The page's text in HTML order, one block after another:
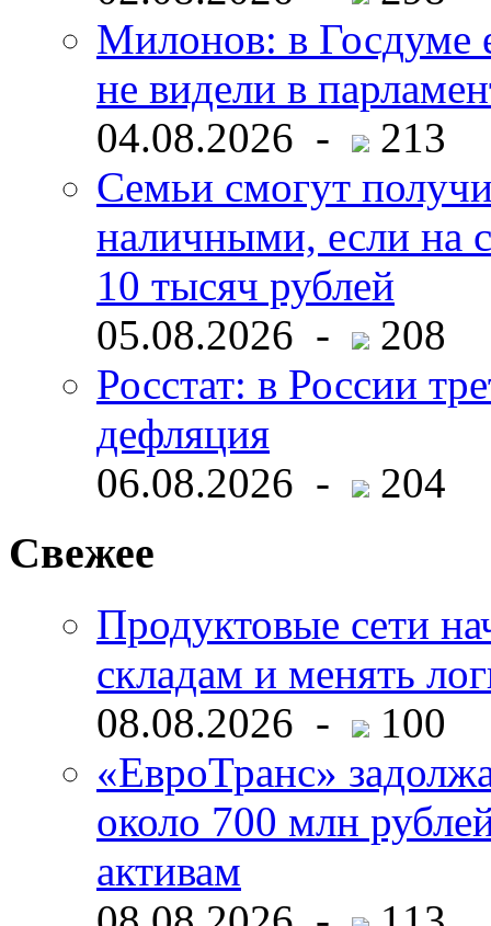
Милонов: в Госдуме
не видели в
04.08.2026 -
213
Семьи смогут
наличными, если на
10 тысяч рублей
05.08.2026 -
208
Росстат: в России
дефляция
06.08.2026 -
204
Свежее
Продуктовые сети
складам и менять
08.08.2026 -
100
«ЕвроТранс»
около 700 млн
активам